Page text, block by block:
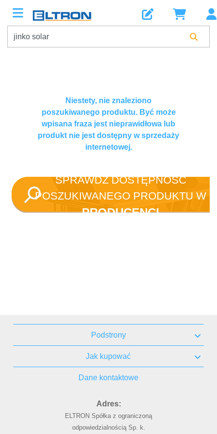
Niestety, nie znaleziono
poszukiwanego produktu. Być może
wpisana fraza jest nieprawidłowa lub
produkt nie jest dostępny w sprzedaży
internetowej.
SPRAWDŹ DOSTĘPNOŚĆ
POSZUKIWANEGO PRODUKTU W
PRODUCENCI
Podstrony
Jak kupować
Dane kontaktowe
Adres:
ELTRON Spółka z ograniczoną
odpowiedzialnością Sp. k.